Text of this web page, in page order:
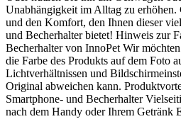
Unabhängigkeit im Alltag zu erhöhen.
und den Komfort, den Ihnen dieser
und Becherhalter bietet! Hinweis zur
Becherhalter von InnoPet Wir
die Farbe des Produkts auf dem Foto
Lichtverhältnissen und
Original abweichen kann.
Smartphone- und Becherhalter
nach dem Handy oder Ihrem Getränk